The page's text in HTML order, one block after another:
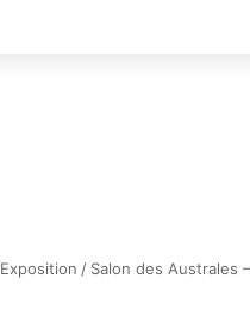
Exposition / Salon des Australes